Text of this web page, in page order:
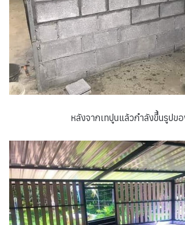
หลังจากเทปูนแล้วกำลังขึึ้นรูปข